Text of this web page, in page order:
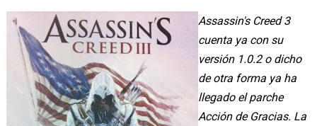
Assassin's Creed 3
cuenta ya con su
versión 1.0.2 o dicho
de otra forma ya ha
llegado el parche
Acción de Gracias. La